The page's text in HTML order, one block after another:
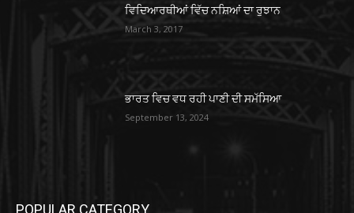
ਵਿਦਿਆਰਥੀਆਂ ਵਿੱਚ ਨਸ਼ਿਆਂ ਦਾ ਰੁਝਾਨ
March 3, 2017
ਭਾਰਤ ਵਿਚ ਵਧ ਰਹੀ ਪਾਣੀ ਦੀ ਸਮੱਸਿਆ
September 13, 2024
POPULAR CATEGORY